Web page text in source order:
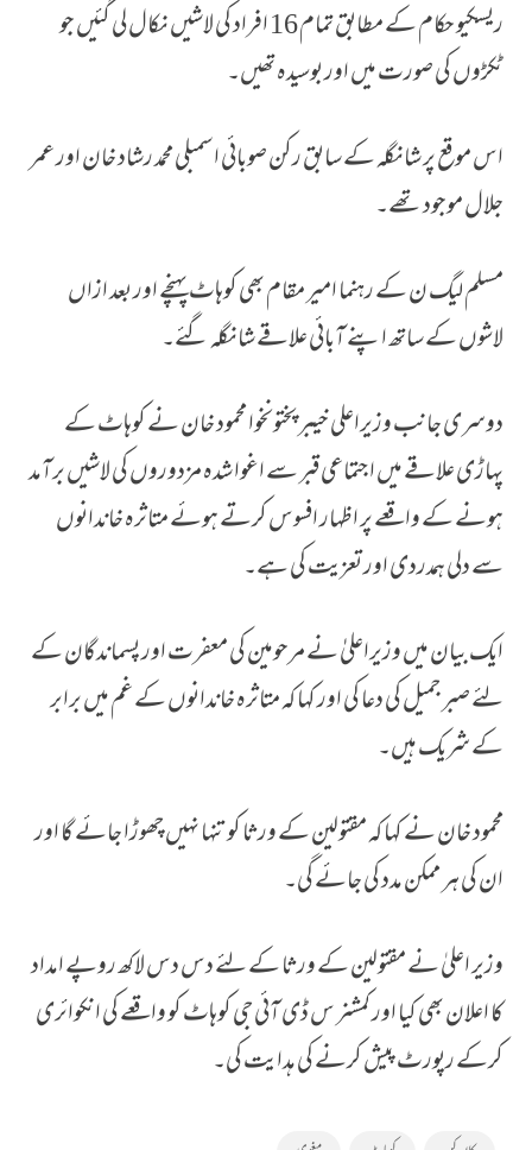
ریسکیو حکام کے مطابق تمام 16 افراد کی لاشیں نکال لی گئیں جو
ٹکڑوں کی صورت میں اور بوسیدہ تھیں۔
اس موقع پر شانگلہ کے سابق رکن صوبائی اسمبلی محمد رشاد خان اور عمر
جلال موجود تھے۔
مسلم لیگ ن کے رہنما امیر مقام بھی کوہاٹ پہنچے اور بعد ازاں
لاشوں کے ساتھ اپنے آبائی علاقے شانگلہ گئے۔
دوسری جانب وزیراعلی خیبر پختونخوا محمود خان نے کوہاٹ کے
پہاڑی علاقے میں اجتماعی قبر سے اغوا شدہ مزدوروں کی لاشیں برآمد
ہونے کے واقعے پر اظہار افسوس کرتے ہوئے متاثرہ خاندانوں
سے دلی ہمدردی اور تعزیت کی ہے۔
ایک بیان میں وزیراعلیٰٰ نے مرحومین کی معفرت اور پسماندگان کے
لئے صبر جمیل کی دعا کی اور کہا کہ متاثرہ خاندانوں کے غم میں برابر
کے شریک ہیں۔
محمود خان نے کہا کہ مقتولین کے ورثا کو تنہا نہیں چھوڑا جائے گا اور
ان کی ہر ممکن مدد کی جائے گی۔
وزیر اعلیٰ نے مقتولین کے ورثا کے لئے دس دس لاکھ روپے امداد
کا اعلان بھی کیا اور کمشنر س ڈی آئی جی کوہاٹ کو واقعے کی انکوائری
کرکے رپورٹ پیش کرنے کی ہدایت کی۔